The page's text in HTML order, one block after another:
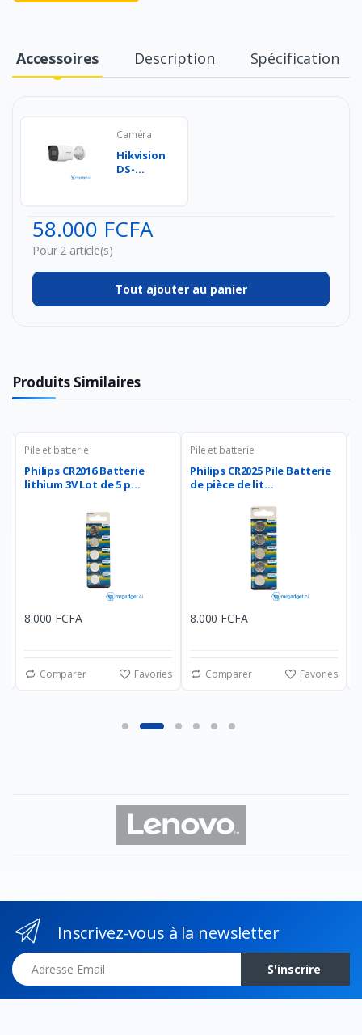
Accessoires Description Spécification
Caméra
Hikvision
DS-
Camér...
58.000 FCFA
Pour 2 article(s)
Tout ajouter au panier
Produits Similaires
Pile et batterie
Philips CR2016 Batterie
lithium 3V Lot de 5 p...
8.000 FCFA
Comparer Favories
Pile et batterie
Philips CR2025 Pile Batterie
de pièce de lit...
8.000 FCFA
Comparer Favories
Inscrivez-vous à la newsletter
Adresse Email
S'inscrire